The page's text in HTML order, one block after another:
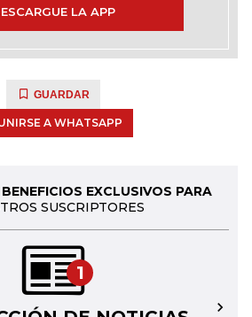
LA APP
GUARDAR
A WHATSAPP
EXCLUSIVOS PARA
SUSCRIPTORES
1
→